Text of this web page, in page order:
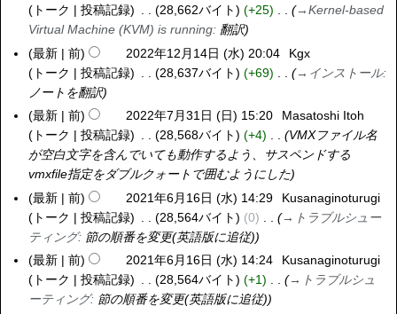
2
トーク
投稿記録 28,662バイト +25 →Kernel-based
Virtual Machine (KVM) is running: 翻訳
最新
前 2022年12月14日 (水) 20:04
Kgx
トーク
投稿記録 28,637バイト +69 → インストール:
ノートを翻訳
2
年
最新 前 2022年7月31日 (日) 15:20
Masatoshi Itoh
トーク
投稿記録 28,568バイト +4
VMXファイル名
が空白文字を含んでいても動作するよう、サスペンドする
vmxfile指定をダブルクォートで囲むようにした
2
1
最新 前 2021年6月16日 (水) 14:29
Kusanaginoturugi
トーク
投稿記録 28,564バイト 0 → トラブルシュー
ティング: 節の順番を変更(英語版に追従)
最新
前 2021年6月16日 (水) 14:24
Kusanaginoturugi
トーク
投稿記録 28,564バイト +1 → トラブルシュ
ーティング: 節の順番を変更(英語版に追従)